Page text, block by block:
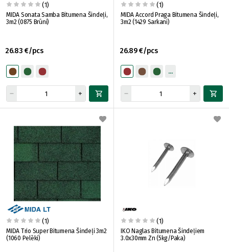
(1)
MIDA Sonata Samba Bitumena Šindeļi,
3m2 (0875 Brūni)
26.83 €/pcs
(1)
MIDA Accord Praga Bitumena Šindeļi,
3m2 (1429 Sarkani)
26.89 €/pcs
(1)
MIDA Trio Super Bitumena Šindeļi 3m2
(1060 Pelēki)
(1)
IKO Naglas Bitumena Šindeļiem
3.0x30mm Zn (5kg/Paka)